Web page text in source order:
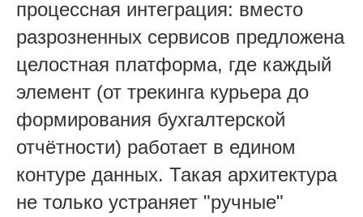
процессная интеграция: вместо
разрозненных сервисов предложена
целостная платформа, где каждый
элемент (от трекинга курьера до
формирования бухгалтерской
отчётности) работает в едином
контуре данных. Такая архитектура
не только устраняет "ручные"